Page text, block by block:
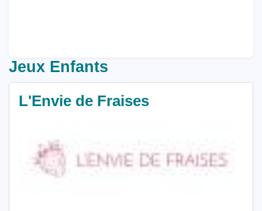
Jeux Enfants
L'Envie de Fraises